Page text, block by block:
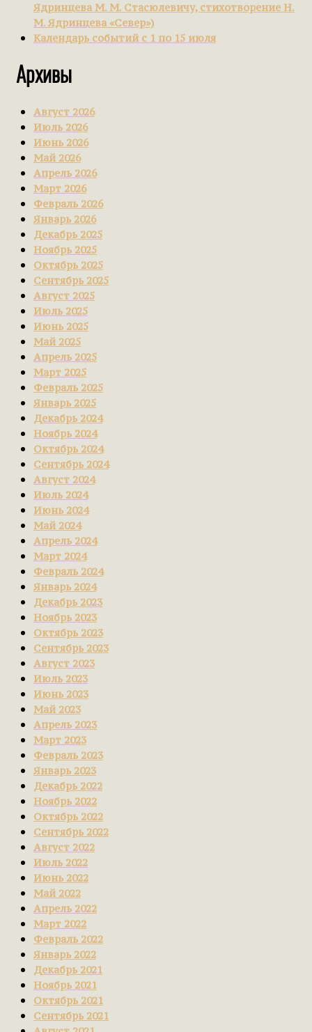
Ядринцева М. М. Стасюлевичу, стихотворение Н.
М. Ядринцева «Север»)
Календарь событий с 1 по 15 июля
Архивы
Август 2026
Июль 2026
Июнь 2026
Май 2026
Апрель 2026
Март 2026
Февраль 2026
Январь 2026
Декабрь 2025
Ноябрь 2025
Октябрь 2025
Сентябрь 2025
Август 2025
Июль 2025
Июнь 2025
Май 2025
Апрель 2025
Март 2025
Февраль 2025
Январь 2025
Декабрь 2024
Ноябрь 2024
Октябрь 2024
Сентябрь 2024
Август 2024
Июль 2024
Июнь 2024
Май 2024
Апрель 2024
Март 2024
Февраль 2024
Январь 2024
Декабрь 2023
Ноябрь 2023
Октябрь 2023
Сентябрь 2023
Август 2023
Июль 2023
Июнь 2023
Май 2023
Апрель 2023
Март 2023
Февраль 2023
Январь 2023
Декабрь 2022
Ноябрь 2022
Октябрь 2022
Сентябрь 2022
Август 2022
Июль 2022
Июнь 2022
Май 2022
Апрель 2022
Март 2022
Февраль 2022
Январь 2022
Декабрь 2021
Ноябрь 2021
Октябрь 2021
Сентябрь 2021